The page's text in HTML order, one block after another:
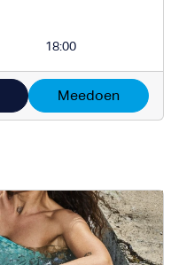
18:00
Meedoen